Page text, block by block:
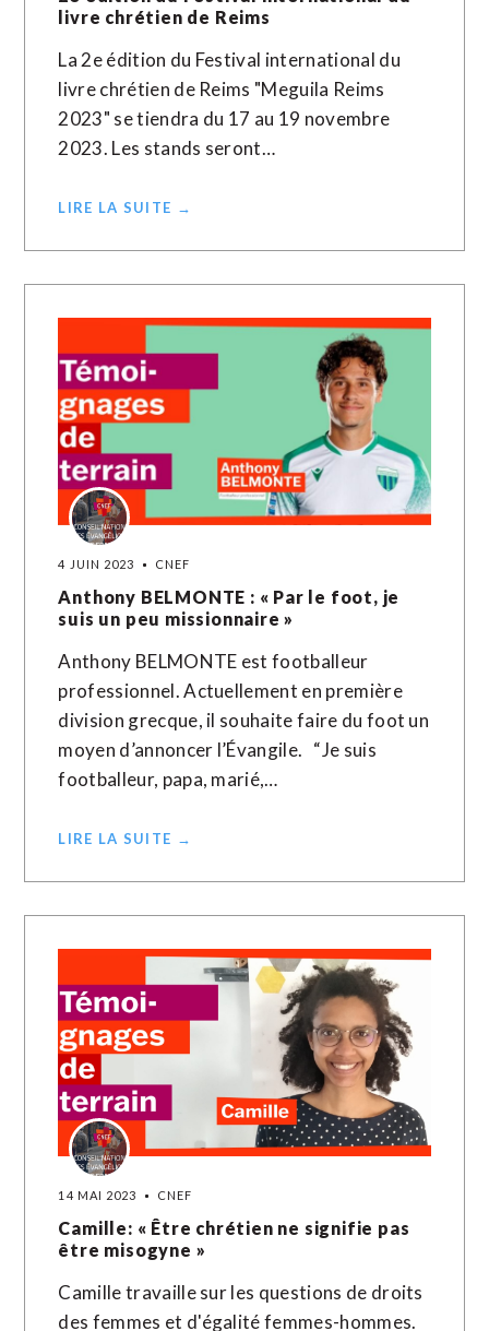
livre chrétien de Reims
La 2e édition du Festival international du
livre chrétien de Reims "Meguila Reims
2023" se tiendra du 17 au 19 novembre
2023. Les stands seront…
LIRE LA SUITE →
4 JUIN 2023 CNEF
Anthony BELMONTE : « Par le foot, je
suis un peu missionnaire »
Anthony BELMONTE est footballeur
professionnel. Actuellement en première
division grecque, il souhaite faire du foot un
moyen d’annoncer l’Évangile. “Je suis
footballeur, papa, marié,…
LIRE LA SUITE →
14 MAI 2023 CNEF
Camille: « Être chrétien ne signifie pas
être misogyne »
Camille travaille sur les questions de droits
des femmes et d'égalité femmes-hommes.